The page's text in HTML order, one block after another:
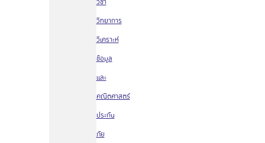
วิทยาการ
วิเคราะห์
ข้อมูล
และ
คณิตศาสตร์
ประกัน
ภัย